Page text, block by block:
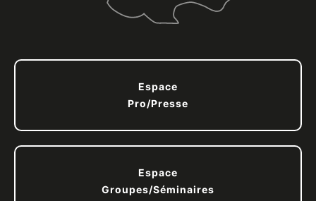
Espace
Pro/Presse
Espace
Groupes/Séminaires